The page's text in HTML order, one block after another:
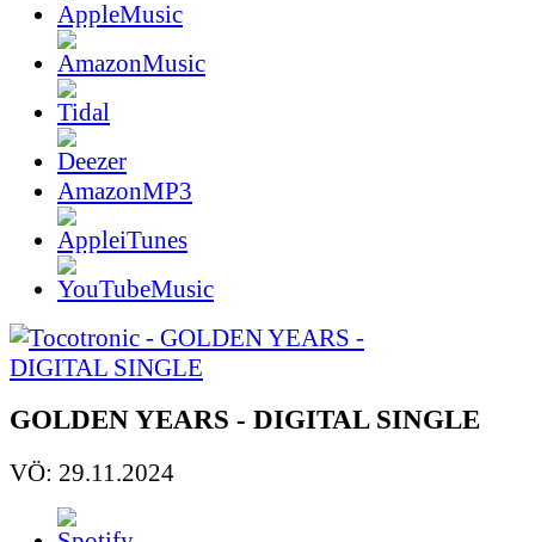
AmazonMP3
GOLDEN YEARS - DIGITAL SINGLE
VÖ: 29.11.2024